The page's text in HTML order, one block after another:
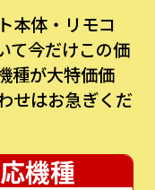
本体・リモコ
て今だけこの価
種が⼤特価価
せはお急ぎくだ
機種